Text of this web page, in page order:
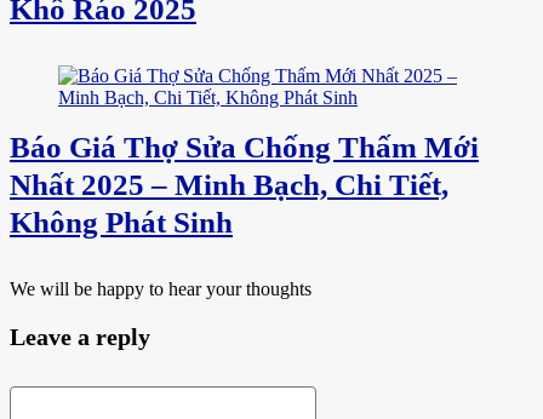
Khô Ráo 2025
Báo Giá Thợ Sửa Chống Thấm Mới
Nhất 2025 – Minh Bạch, Chi Tiết,
Không Phát Sinh
We will be happy to hear your thoughts
Leave a reply